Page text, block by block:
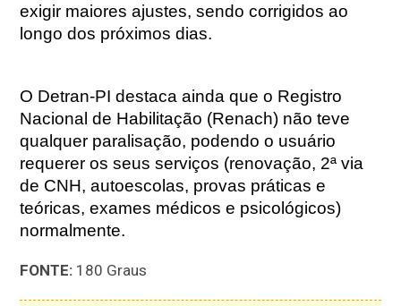
exigir maiores ajustes, sendo corrigidos ao
longo dos próximos dias.
O Detran-PI destaca ainda que o Registro
Nacional de Habilitação (Renach) não teve
qualquer paralisação, podendo o usuário
requerer os seus serviços (renovação, 2ª via
de CNH, autoescolas, provas práticas e
teóricas, exames médicos e psicológicos)
normalmente.
FONTE: 180 Graus